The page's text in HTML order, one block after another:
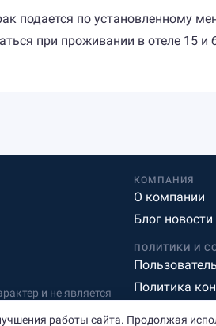
подается по установленному
при проживании в отеле 15 и
и не является
КОМПАНИЯ
О компании
Блог новости
ПОЛИТИКИ И
Политика
работы сайта. Продолжая